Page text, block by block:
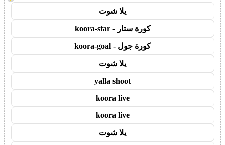
يلا شوت
كورة ستار - koora-star
كورة جول - koora-goal
يلا شوت
yalla shoot
koora live
koora live
يلا شوت